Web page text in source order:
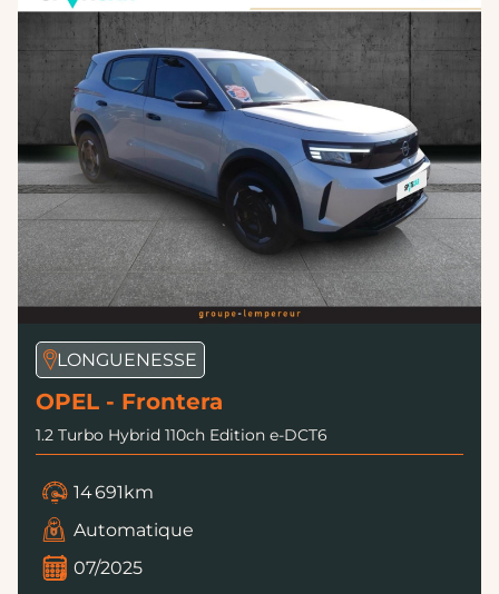
LONGUENESSE
OPEL - Frontera
1.2 Turbo Hybrid 110ch Edition e-DCT6
14 691km
Automatique
07/2025